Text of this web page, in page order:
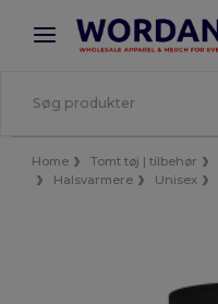
× Wordans-app
Bedre priser i appen!
Home Tomt tøj | tilbehør
Halsvarmere
Unisex